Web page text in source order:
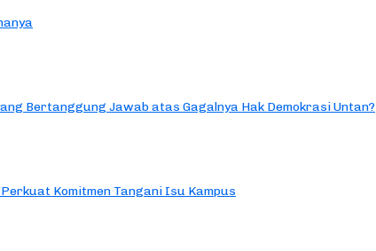
Bertanggung Jawab atas Gagalnya Hak Demokrasi Untan?
Komitmen Tangani Isu Kampus